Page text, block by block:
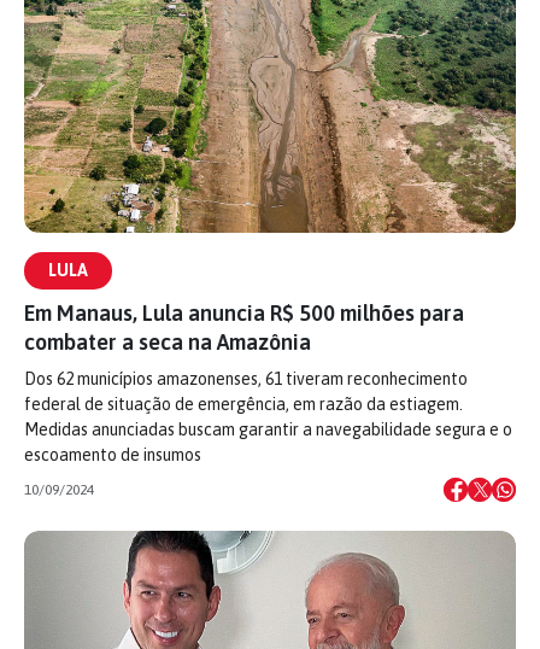
LULA
Em Manaus, Lula anuncia R$ 500 milhões para
combater a seca na Amazônia
Dos 62 municípios amazonenses, 61 tiveram reconhecimento
federal de situação de emergência, em razão da estiagem.
Medidas anunciadas buscam garantir a navegabilidade segura e o
escoamento de insumos
10/09/2024